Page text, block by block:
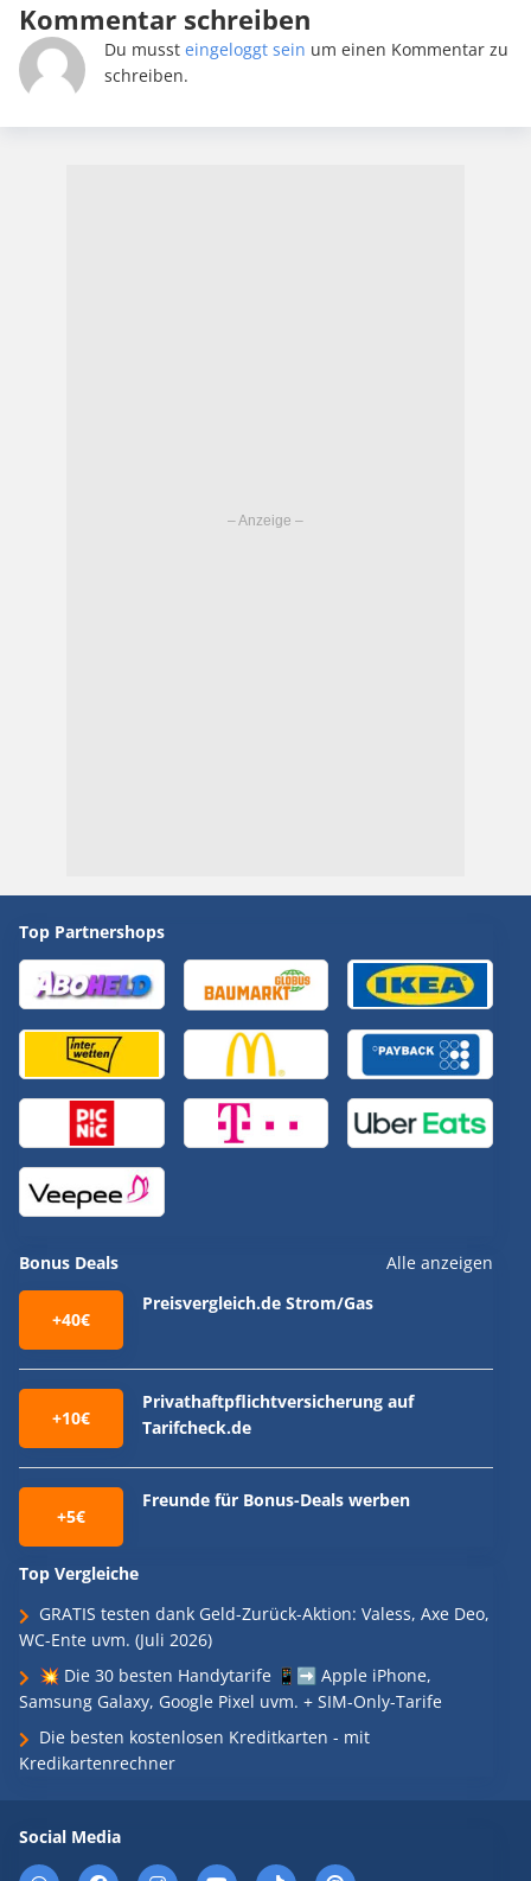
Kommentar schreiben
Du musst eingeloggt sein um einen Kommentar zu
schreiben.
Top Partnershops
Bonus Deals Alle anzeigen
+40€
Preisvergleich.de Strom/Gas
+10€
Privathaftpflichtversicherung auf
Tarifcheck.de
+5€
Freunde für Bonus-Deals werben
Top Vergleiche
GRATIS testen dank Geld-Zurück-Aktion: Valess, Axe Deo,
WC-Ente uvm. (Juli 2026)
💥 Die 30 besten Handytarife 📱➡️ Apple iPhone,
Samsung Galaxy, Google Pixel uvm. + SIM-Only-Tarife
Die besten kostenlosen Kreditkarten - mit
Kredikartenrechner
Social Media